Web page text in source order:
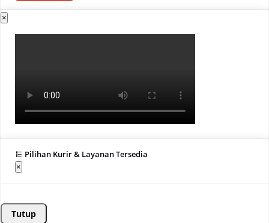
×
Pilihan Kurir & Layanan Tersedia
×
Tutup